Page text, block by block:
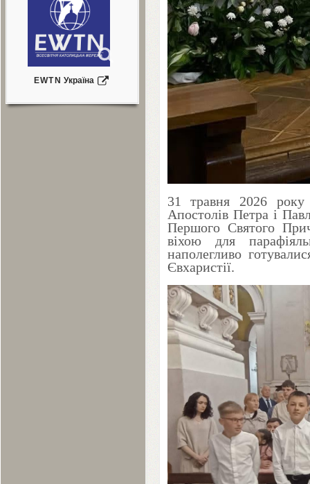
EWTN Україна
31 травня 2026року
Апостолів Петра і
Першого Святого
віхою для
наполегливо
Євхаристії.